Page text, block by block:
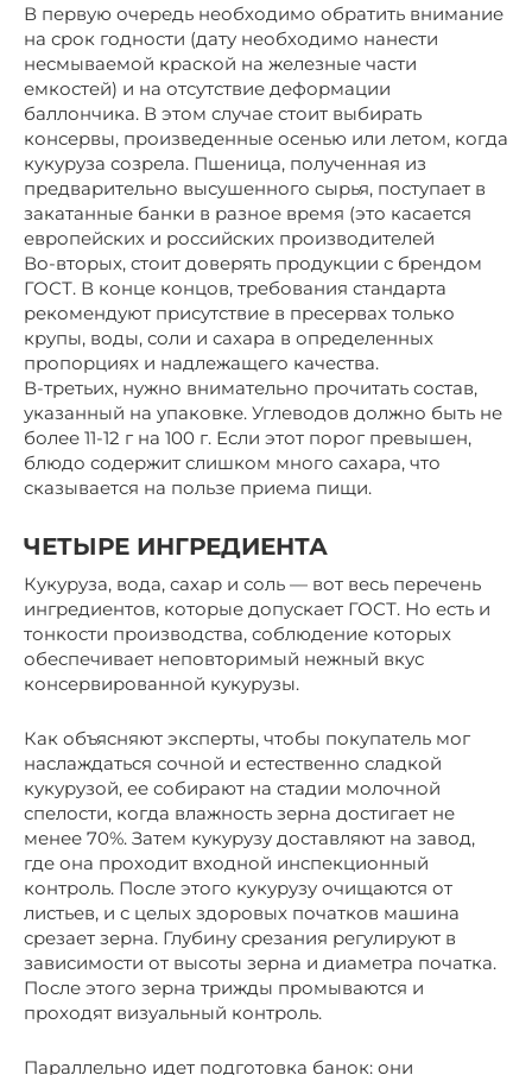
В первую очередь необходимо обратить внимание
на срок годности (дату необходимо нанести
несмываемой краской на железные части
емкостей) и на отсутствие деформации
баллончика. В этом случае стоит выбирать
консервы, произведенные осенью или летом, когда
кукуруза созрела. Пшеница, полученная из
предварительно высушенного сырья, поступает в
закатанные банки в разное время (это касается
европейских и российских производителей
Во-вторых, стоит доверять продукции с брендом
ГОСТ. В конце концов, требования стандарта
рекомендуют присутствие в пресервах только
крупы, воды, соли и сахара в определенных
пропорциях и надлежащего качества.
В-третьих, нужно внимательно прочитать состав,
указанный на упаковке. Углеводов должно быть не
более 11-12 г на 100 г. Если этот порог превышен,
блюдо содержит слишком много сахара, что
сказывается на пользе приема пищи.
ЧЕТЫРЕ ИНГРЕДИЕНТА
Кукуруза, вода, сахар и соль — вот весь перечень
ингредиентов, которые допускает ГОСТ. Но есть и
тонкости производства, соблюдение которых
обеспечивает неповторимый нежный вкус
консервированной кукурузы.
Как объясняют эксперты, чтобы покупатель мог
наслаждаться сочной и естественно сладкой
кукурузой, ее собирают на стадии молочной
спелости, когда влажность зерна достигает не
менее 70%. Затем кукурузу доставляют на завод,
где она проходит входной инспекционный
контроль. После этого кукурузу очищаются от
листьев, и с целых здоровых початков машина
срезает зерна. Глубину срезания регулируют в
зависимости от высоты зерна и диаметра початка.
После этого зерна трижды промываются и
проходят визуальный контроль.
Параллельно идет подготовка банок: они